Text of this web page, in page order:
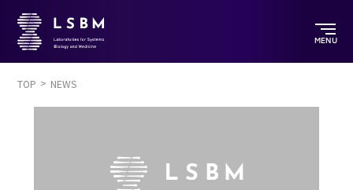
MENU
TOP NEWS